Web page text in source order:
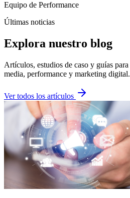
Equipo de Performance
Últimas noticias
Explora nuestro blog
Artículos, estudios de caso y guías
media, performance y marketing digital.
Ver todos los artículos